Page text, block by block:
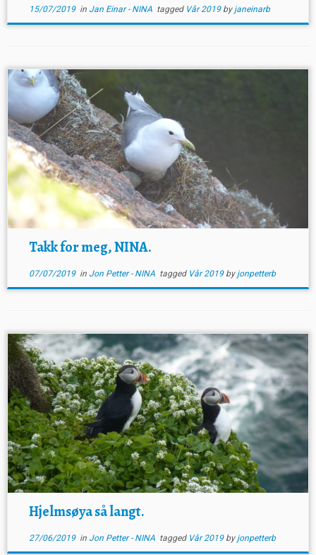
15/07/2019in Jan Einar - NINA tagged Vår 2019 by janeinarb
Takk for meg, NINA.
07/07/2019in Jon Petter - NINA tagged Vår 2019 by jonpetterb
Hjelmsøya så langt.
27/06/2019in Jon Petter - NINA tagged Vår 2019 by jonpetterb